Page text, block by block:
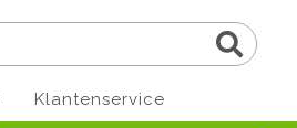
Klantenservice